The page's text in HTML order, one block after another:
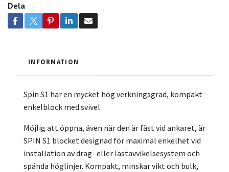
Dela
INFORMATION
Spin S1 har en mycket hög verkningsgrad, kompakt
enkelblock med svivel
Möjlig att öppna, även när den är fäst vid ankaret, är
SPIN S1 blocket designad för maximal enkelhet vid
installation av drag- eller lastavvikelsesystem och
spända höglinjer. Kompakt, minskar vikt och bulk,